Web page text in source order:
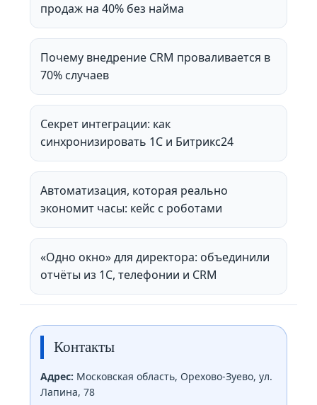
продаж на 40% без найма
Почему внедрение CRM проваливается в
70% случаев
Секрет интеграции: как
синхронизировать 1С и Битрикс24
Автоматизация, которая реально
экономит часы: кейс с роботами
«Одно окно» для директора: объединили
отчёты из 1С, телефонии и CRM
Контакты
Адрес: Московская область, Орехово-Зуево, ул.
Лапина, 78